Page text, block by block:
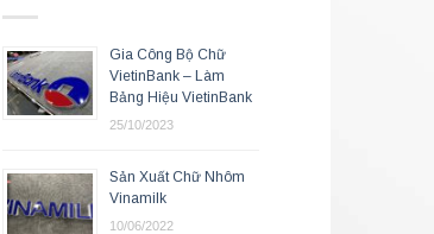
Gia Công Bộ Chữ
VietinBank – Làm
Bảng Hiệu VietinBank
25/10/2023
Sản Xuất Chữ Nhôm
Vinamilk
10/06/2022